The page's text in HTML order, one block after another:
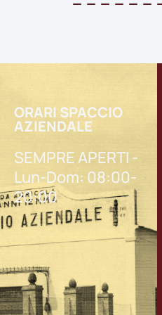
SEMPRE APERTI -
Lun-Dom: 08:00-
20:00
ORARI SPACCIO
AZIENDALE